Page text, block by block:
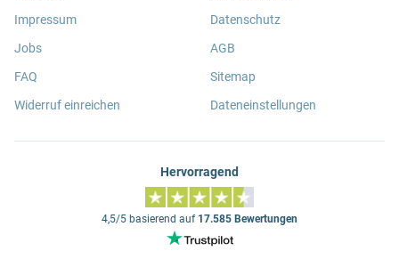
Impressum
Jobs
FAQ
Widerruf einreichen
Datenschutz
AGB
Sitemap
Dateneinstellungen
Hervorragend
4,5/5 basierend auf 17.585 Bewertungen